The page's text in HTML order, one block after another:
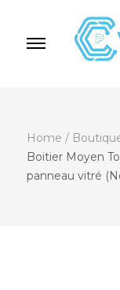
Home /
Boitier Moyen
panneau vitré